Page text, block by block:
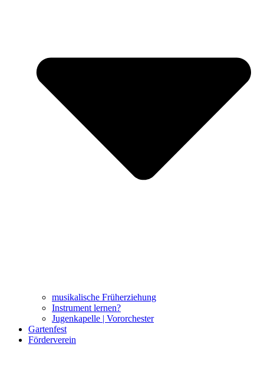
musikalische Früherziehung
Instrument lernen?
Jugenkapelle | Vororchester
Gartenfest
Förderverein